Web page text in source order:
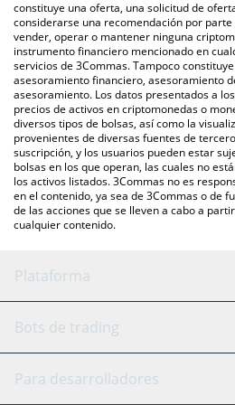
se encuentra arriba para verificar el
las principales monedas fiduciarias y
constituye una oferta, una solicitud de
considerarse una recomendación por
vender, operar o mantener ninguna
instrumento financiero mencionado en
servicios de 3Commas. Tampoco
asesoramiento financiero, asesoramiento
asesoramiento. Los datos presentados a
precios de activos en criptomonedas o
diversos tipos de bolsas, así como la
provenientes de diversas fuentes de
suscripción, y los usuarios pueden estar
bolsas en los que operan, las cuales no
los activos listados. 3Commas no es
en el contenido, ya sea de 3Commas o de
de las acciones que se lleven a cabo a
cualquier contenido.
Plataforma
Bot GRID
Bots de trading
Binance
Para desarrolladores